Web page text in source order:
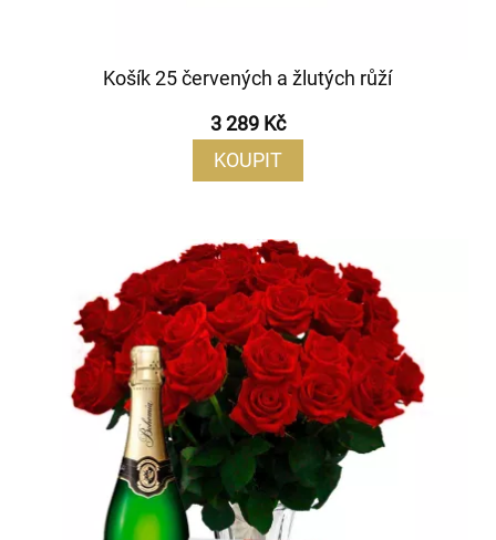
Košík 25 červených a žlutých růží
3 289 Kč
KOUPIT